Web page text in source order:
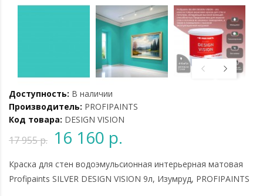
Доступность: В наличии
Производитель: PROFIPAINTS
Код товара: DESIGN VISION
17 955 р. 16 160 р.
Краска для стен водоэмульсионная интерьерная матовая
Profipaints SILVER DESIGN VISION 9л, Изумруд, PROFIPAINTS